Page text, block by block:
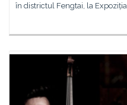
în districtul Fengtai, la